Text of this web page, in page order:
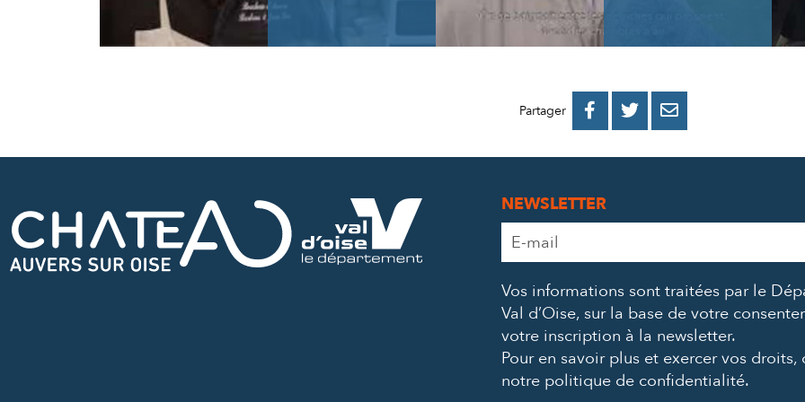
Partager 
PARTAGER
PARTAGER
PARTAGER
NEWSLETTER
Adresse
e-
*
Vos informations sont traitées par le
Val d’Oise, sur la base de votre
votre inscription à la newsletter.
Pour en savoir plus et exercer vos droits,
notre politique de confidentialité.